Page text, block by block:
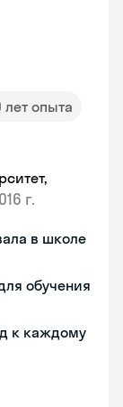
лет опыта
г.
в школе
обучения
к каждому